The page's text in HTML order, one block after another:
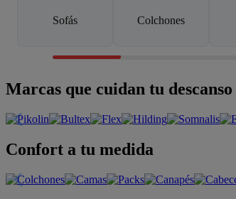
Sofás Colchones
Marcas que cuidan tu descanso
Confort a tu medida